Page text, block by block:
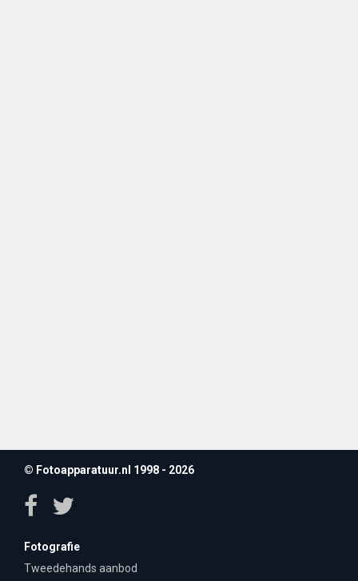
© Fotoapparatuur.nl 1998 - 2026
Fotografie
Tweedehands aanbod